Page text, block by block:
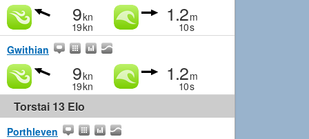
9kn
19kn
1.2m
10s
Gwithian
9kn
19kn
1.2m
10s
Torstai 13 Elo
Porthleven